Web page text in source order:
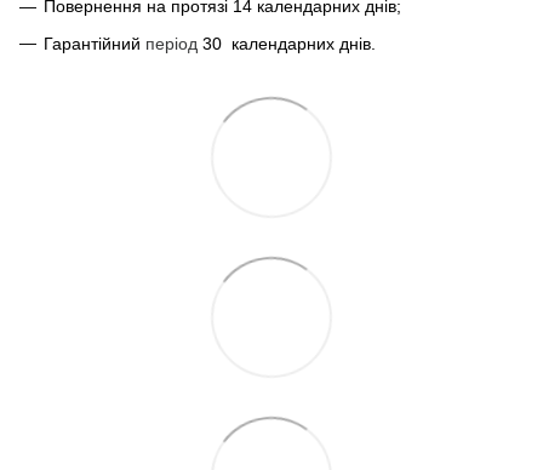
Повернення на протязі 14 календарних днів;
Гарантійний період 30 календарних днів.